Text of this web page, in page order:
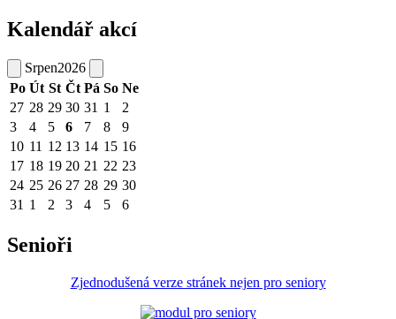
Kalendář akcí
Srpen2026
Po Út St Čt Pá So Ne
27 28 29 30 31 1
2
3
4 5 6 7 8
9
10 11 12 13 14 15 16
17 18 19 20 21 22 23
24 25 26 27 28 29 30
31 1 2 3 4 5 6
Senioři
Zjednodušená verze stránek nejen pro seniory